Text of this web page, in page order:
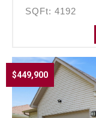
SQFt: 4192
$449,900